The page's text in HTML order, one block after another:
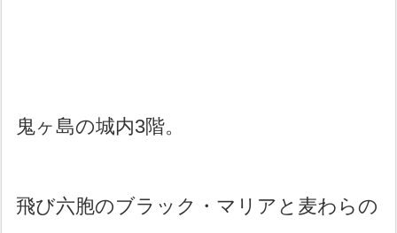
鬼ヶ島の城内3階。
飛び六胞のブラック・マリアと麦わらの